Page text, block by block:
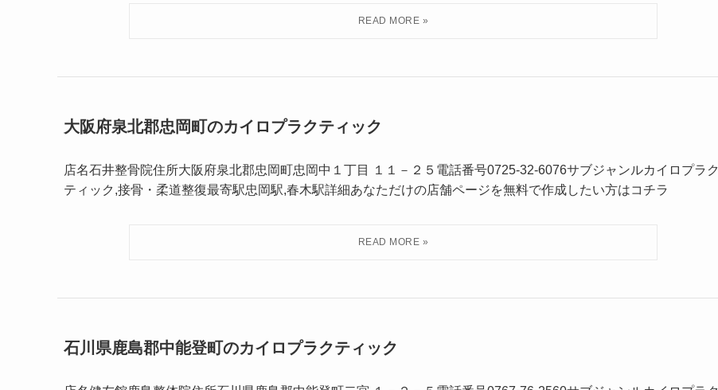
大阪府泉北郡忠岡町のカイロプラクティック
店名石井整骨院住所大阪府泉北郡忠岡町忠岡中１丁目 １１－２５電話番号0725-32-6076サブジャンルカイロプラク
ティック,接骨・柔道整復最寄駅忠岡駅,春木駅詳細あなただけの店舗ページを無料で作成したい方はコチラ
石川県鹿島郡中能登町のカイロプラクティック